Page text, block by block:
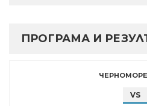
ПРОГРАМА И
VS